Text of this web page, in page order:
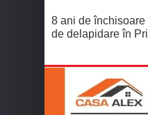
8 ani de
de delapidare în